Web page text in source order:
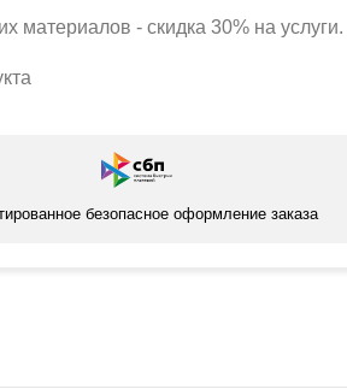
материалов - скидка 30% на услуги.
безопасное оформление заказа